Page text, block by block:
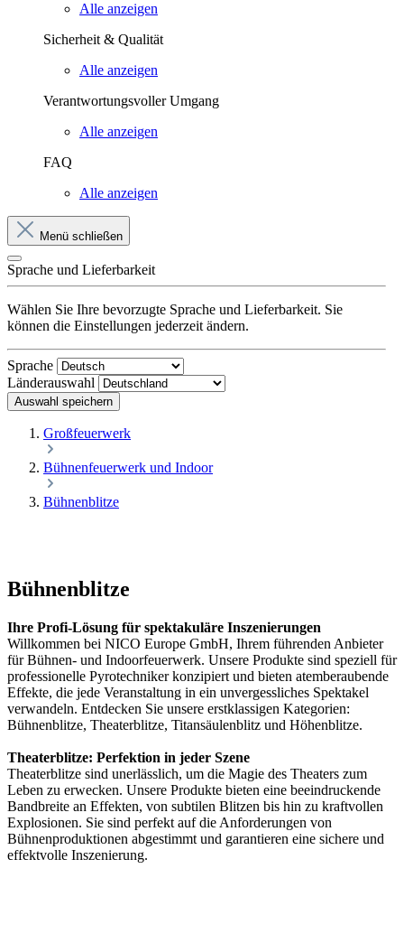
Alle anzeigen
Sicherheit & Qualität
Alle anzeigen
Verantwortungsvoller Umgang
Alle anzeigen
FAQ
Alle anzeigen
Menü schließen
Sprache und Lieferbarkeit
Wählen Sie Ihre bevorzugte Sprache und Lieferbarkeit. Sie
können die Einstellungen jederzeit ändern.
Sprache
Länderauswahl
Auswahl speichern
Großfeuerwerk
Bühnenfeuerwerk und Indoor
Bühnenblitze
Bühnenblitze
Ihre Profi-Lösung für spektakuläre Inszenierungen
Willkommen bei NICO Europe GmbH, Ihrem führenden Anbieter
für Bühnen- und Indoorfeuerwerk. Unsere Produkte sind speziell für
professionelle Pyrotechniker konzipiert und bieten atemberaubende
Effekte, die jede Veranstaltung in ein unvergessliches Spektakel
verwandeln. Entdecken Sie unsere erstklassigen Kategorien:
Bühnenblitze, Theaterblitze, Titansäulenblitz und Höhenblitze.
Theaterblitze: Perfektion in jeder Szene
Theaterblitze sind unerlässlich, um die Magie des Theaters zum
Leben zu erwecken. Unsere Produkte bieten eine beeindruckende
Bandbreite an Effekten, von subtilen Blitzen bis hin zu kraftvollen
Explosionen. Sie sind perfekt auf die Anforderungen von
Bühnenproduktionen abgestimmt und garantieren eine sichere und
effektvolle Inszenierung.